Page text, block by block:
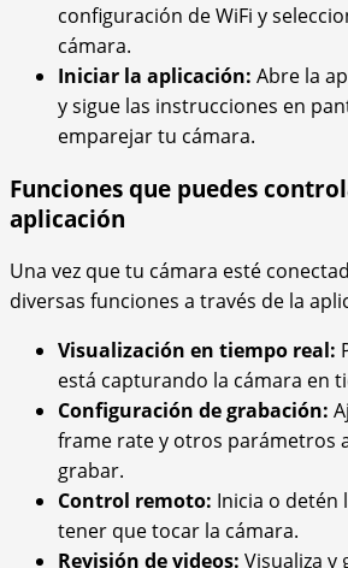
configuración de WiFi y
cámara.
Iniciar la aplicación: Abre la
y sigue las instrucciones en
emparejar tu cámara.
Funciones que puedes
aplicación
Una vez que tu cámara esté
diversas funciones a través de la
Visualización en tiempo real:
está capturando la cámara en
Configuración de grabación:
frame rate y otros parámetros
grabar.
Control remoto: Inicia o detén
tener que tocar la cámara.
Revisión de videos: Visualiza y